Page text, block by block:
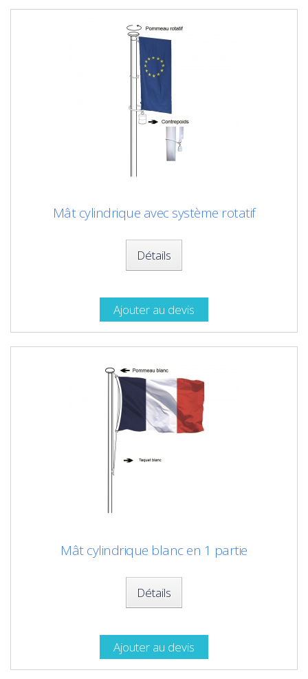
Mât cylindrique avec système rotatif
Détails
Ajouter au devis
Mât cylindrique blanc en 1 partie
Détails
Ajouter au devis